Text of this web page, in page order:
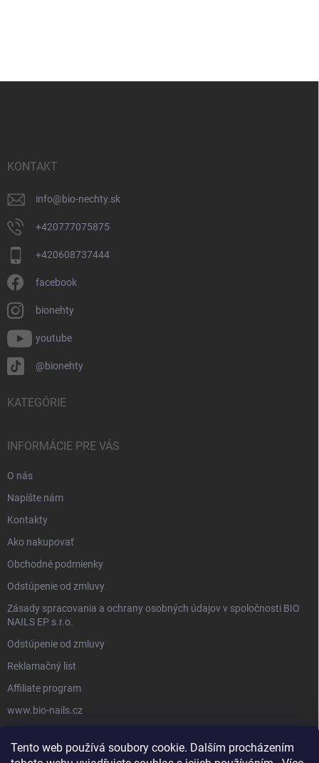
Tento web používá soubory cookie. Dalším procházením
KONTAKT
info@bio-nechty.sk
+420777075875
+420608737444
facebook
bionehty
youtube
@bionehty
KATEGÓRIE
INFORMÁCIE PRE VÁS
O nás
Napíšte nám
Kontakty
Ako nakupovať
Obchodné podmienky
Odstúpenie od zmluvy
Zásady spracovania a ochrany osobných údajov v spoločnosti BIO
NAILS EP s.r.o.
Odstúpenie od zmluvy
Reklamačný list
Affiliate program
www.bio-nails.cz
FACEBOOK